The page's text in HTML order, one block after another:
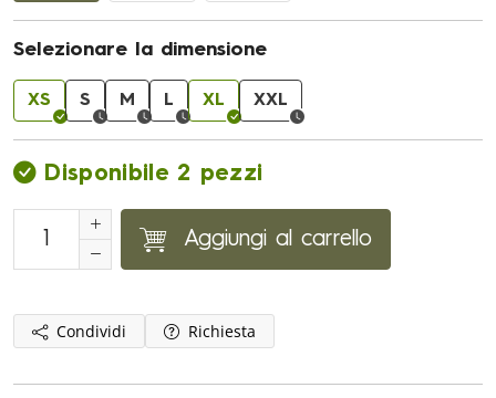
Selezionare la dimensione
XS S M L XL XXL
Disponibile 2 pezzi
Aggiungi al carrello
Condividi Richiesta